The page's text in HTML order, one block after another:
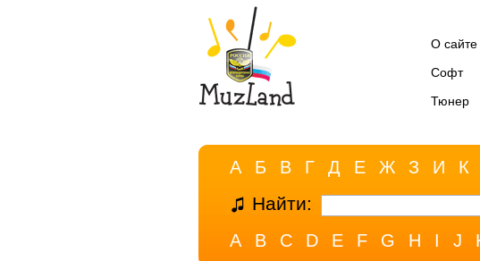
О сайте
Софт
Тюнер
А Б В Г Д Е Ж З И К
Найти:
A B C D E F G H I J